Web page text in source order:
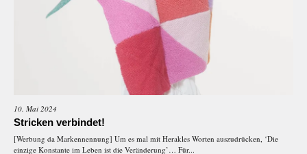
10. Mai 2024
Stricken verbindet!
[Werbung da Markennennung] Um es mal mit Herakles Worten auszudrücken, ‘Die
einzige Konstante im Leben ist die Veränderung’… Für...